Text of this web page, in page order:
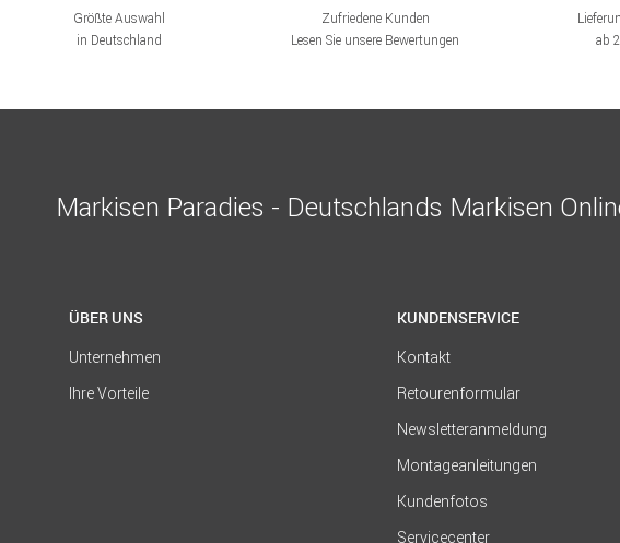
Größte Auswahl
in Deutschland
Zufriedene Kunden
Lesen Sie unsere Bewertungen
ab
Markisen Paradies - Deutschlands Markisen
ÜBER UNS
Unternehmen
Ihre Vorteile
KUNDENSERVICE
Kontakt
Retourenformular
Newsletteranmeldung
Montageanleitungen
Kundenfotos
Servicecenter